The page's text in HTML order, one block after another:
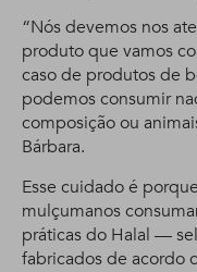
“Nós devemos nos
produto que vamos
caso de produtos de
podemos consumir
composição ou
Bárbara.
Esse cuidado é
mulçumanos
práticas do Halal —
fabricados de acordo